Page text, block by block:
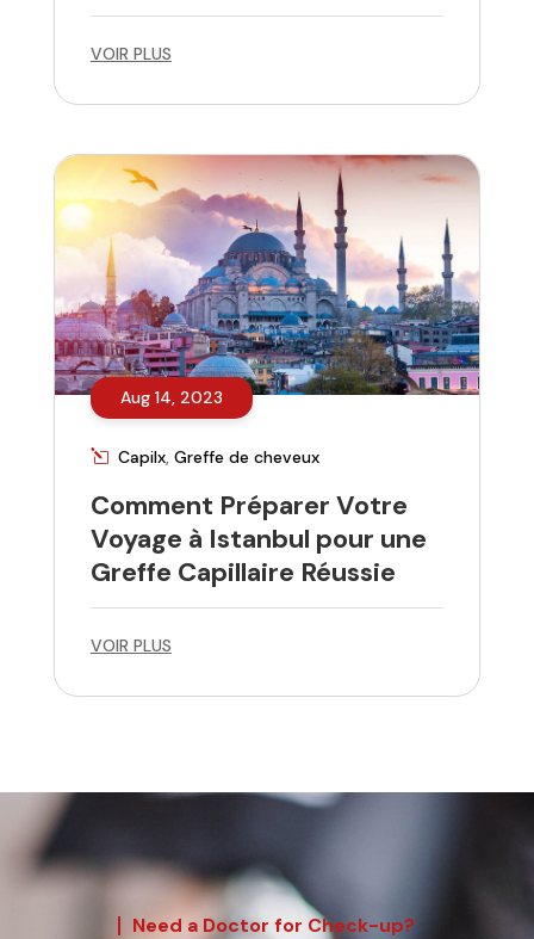
VOIR PLUS
Aug 14, 2023
Capilx, Greffe de cheveux
Comment Préparer Votre
Voyage à Istanbul pour une
Greffe Capillaire Réussie
VOIR PLUS
Need a Doctor for Check-up?